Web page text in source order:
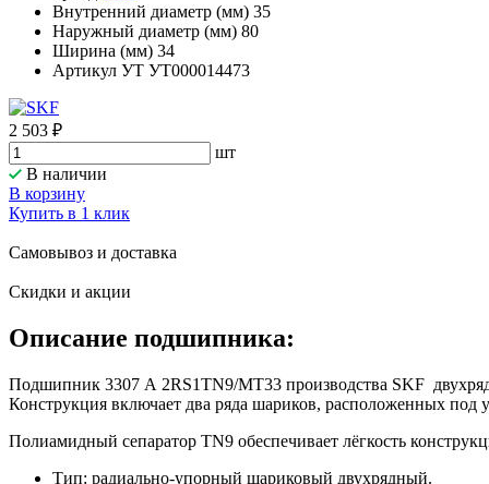
Внутренний диаметр (мм) 35
Наружный диаметр (мм) 80
Ширина (мм) 34
Артикул УТ УТ000014473
2 503 ₽
шт
В наличии
В корзину
Купить в 1 клик
Самовывоз и доставка
Скидки и акции
Описание подшипника:
Подшипник 3307 A 2RS1TN9/MT33 производства SKF
Конструкция включает два ряда шариков, расположенных под
Полиамидный сепаратор TN9 обеспечивает лёгкость
Тип: радиально‑упорный шариковый двухрядный.